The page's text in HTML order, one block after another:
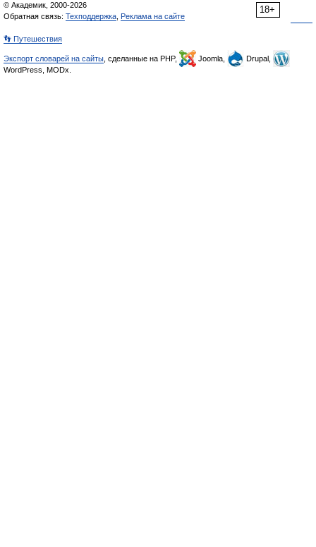
18+
© Академик, 2000-2026
Обратная связь: Техподдержка Реклама на сайте
👣 Путешествия
Экспорт словарей на сайты , сделанные на PHP, Joomla,
Drupal,
WordPress, MODx.